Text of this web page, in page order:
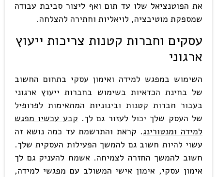
את הפוטנציאל שלו עד תום ואף ליצור סביבת עבודה
שמספקת מוטיבציה, לויאליות וחתירה להצלחה.
עסקים וחברות קטנות צריכות ייעוץ
ארגוני
השימוש במפגש למידה ואימון עסקי בתחום החשוב
של בחינת הכדאיות בשימוש בחברות ייעוץ ארגוני
בעבור חברות קטנות ובינוניות המתאימות לפרופיל
של העסק שלך יכול לעזור גם לך. קבע עכשיו מפגש
למידה ומנטורינג. קראת והתרשמת עד כמה נושא זה
עשוי להיות חשוב גם להמשך הפעילות העסקית שלך.
חשוב להמשך החזרה לצמיחה. אשמח להעניק גם לך
אימון עסקי, אימון אישי המשולב עם מפגשי למידה,